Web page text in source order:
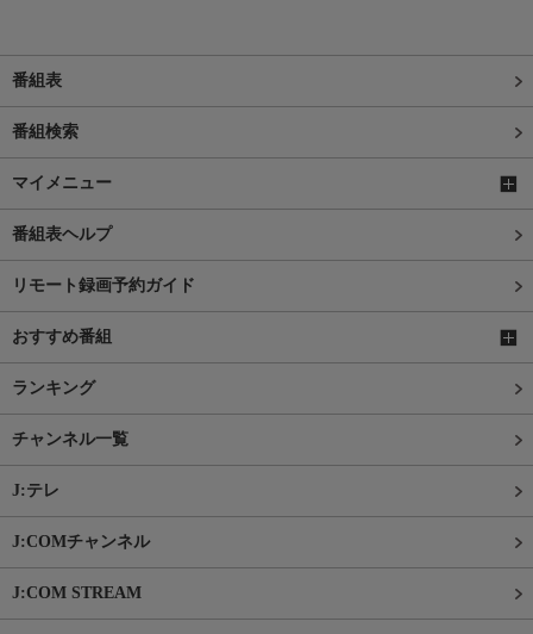
番組表
番組検索
マイメニュー
番組表ヘルプ
リモート録画予約ガイド
おすすめ番組
ランキング
チャンネル一覧
J:テレ
J:COMチャンネル
J:COM STREAM